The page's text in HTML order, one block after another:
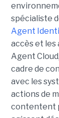
spécialiste
Agent
accès et les
Agent
cadre de
avec les
actions de
contentent